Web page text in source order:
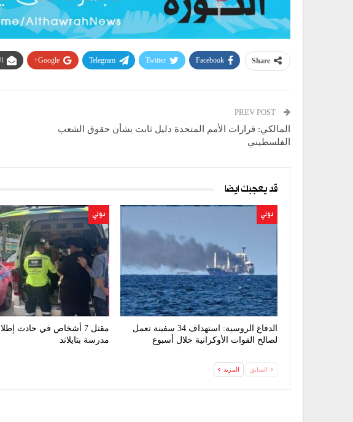
Share
Facebook
Twitter
Telegram
Google+
المالكي: قرارات الأمم المتحدة دليل ثابت بشأن حقوق الشعب
الفلسطيني
قد يعجبك ايضا
دولي
الدفاع الروسية: استهداف 34 سفينة تعمل
لصالح القوات الأوكرانية خلال أسبوع
دولي
مقتل 7 أشخاص في حادث
مدرسة بتايلاند
السابق المزيد